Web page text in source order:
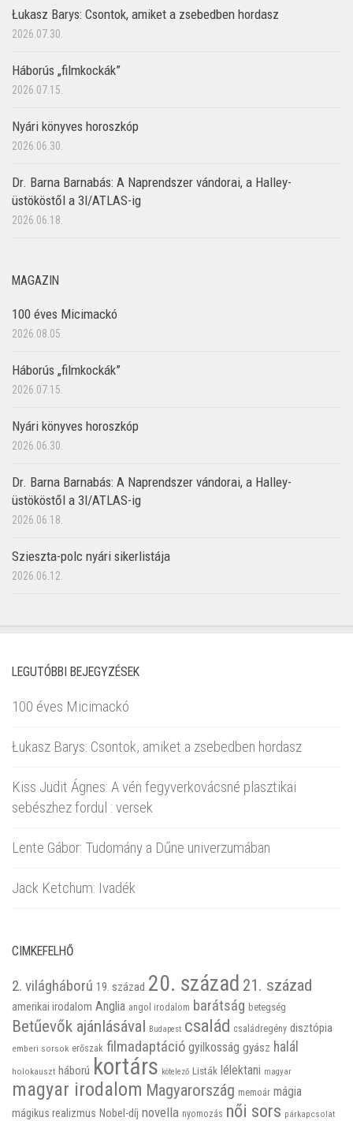
Łukasz Barys: Csontok, amiket a zsebedben hordasz
2026.07.30.
Háborús „filmkockák”
2026.07.15.
Nyári könyves horoszkóp
2026.06.30.
Dr. Barna Barnabás: A Naprendszer vándorai, a Halley-
üstököstől a 3I/ATLAS-ig
2026.06.18.
MAGAZIN
100 éves Micimackó
2026.08.05.
Háborús „filmkockák”
2026.07.15.
Nyári könyves horoszkóp
2026.06.30.
Dr. Barna Barnabás: A Naprendszer vándorai, a Halley-
üstököstől a 3I/ATLAS-ig
2026.06.18.
Szieszta-polc nyári sikerlistája
2026.06.12.
LEGUTÓBBI BEJEGYZÉSEK
100 éves Micimackó
Łukasz Barys: Csontok, amiket a zsebedben hordasz
Kiss Judit Ágnes: A vén fegyverkovácsné plasztikai
sebészhez fordul : versek
Lente Gábor: Tudomány a Dűne univerzumában
Jack Ketchum: Ivadék
CIMKEFELHŐ
2. világháború 19. század 20. század 21. század
amerikai irodalom Anglia angol irodalom barátság betegség
Betűevők ajánlásával Budapest család családregény disztópia
emberi sorsok erőszak filmadaptáció gyilkosság gyász halál
holokauszt háború kortárs kötelező Listák lélektani magyar
magyar irodalom Magyarország memoár mágia
mágikus realizmus Nobel-díj novella nyomozás női sors párkapcsolat